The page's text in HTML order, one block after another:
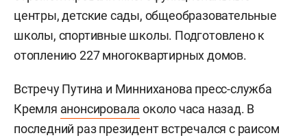
центры, детские сады, общеобразовательные
школы, спортивные школы. Подготовлено к
отоплению 227 многоквартирных домов.
Встречу Путина и Минниханова пресс-служба
Кремля анонсировала около часа назад. В
последний раз президент встречался с раисом